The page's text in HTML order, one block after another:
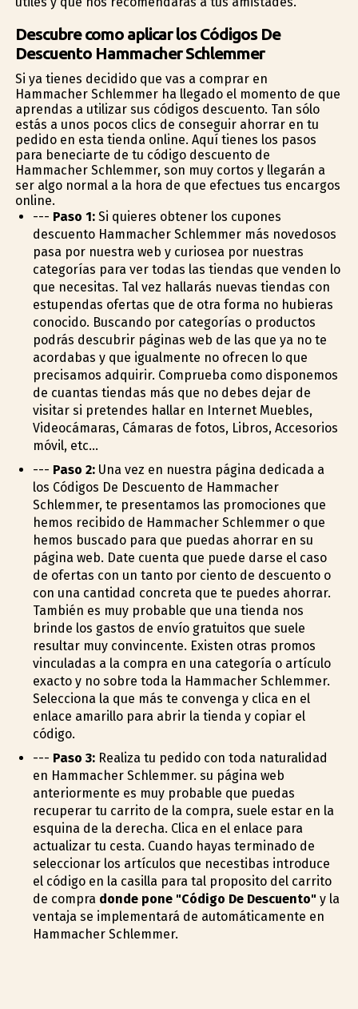
Descubre como aplicar los Códigos De
Descuento Hammacher Schlemmer
Si ya tienes decidido que vas a comprar en
Hammacher Schlemmer ha llegado el momento de que
aprendas a utilizar sus códigos descuento. Tan sólo
estás a unos pocos clics de conseguir ahorrar en tu
pedido en esta tienda online. Aquí tienes los pasos
para beneficiarte de tu código descuento de
Hammacher Schlemmer, son muy cortos y llegarán a
ser algo normal a la hora de que efectues tus encargos
online.
--- Paso 1:Si quieres obtener los cupones
descuento Hammacher Schlemmer más novedosos
pasa por nuestra web y curiosea por nuestras
categorías para ver todas las tiendas que venden lo
que necesitas. Tal vez hallarás nuevas tiendas con
estupendas ofertas que de otra forma no hubieras
conocido. Buscando por categorías o productos
podrás descubrir páginas web de las que ya no te
acordabas y que igualmente no ofrecen lo que
precisamos adquirir. Comprueba como disponemos
de cuantas tiendas más que no debes dejar de
visitar si pretendes hallar en Internet Muebles,
Videocámaras, Cámaras de fotos, Libros, Accesorios
móvil, etc...
--- Paso 2:Una vez en nuestra página dedicada a
los Códigos De Descuento de Hammacher
Schlemmer, te presentamos las promociones que
hemos recibido de Hammacher Schlemmer o que
hemos buscado para que puedas ahorrar en su
página web. Date cuenta que puede darse el caso
de ofertas con un tanto por ciento de descuento o
con una cantidad concreta que te puedes ahorrar.
También es muy probable que una tienda nos
brinde los gastos de envío gratuitos que suele
resultar muy convincente. Existen otras promos
vinculadas a la compra en una categoría o artículo
exacto y no sobre toda la Hammacher Schlemmer.
Selecciona la que más te convenga y clica en el
enlace amarillo para abrir la tienda y copiar el
código.
--- Paso 3:Realiza tu pedido con toda naturalidad
en Hammacher Schlemmer. su página web
anteriormente es muy probable que puedas
recuperar tu carrito de la compra, suele estar en la
esquina de la derecha. Clica en el enlace para
actualizar tu cesta. Cuando hayas terminado de
seleccionar los artículos que necestibas introduce
el código en la casilla para tal proposito del carrito
de compra donde pone "Código De Descuento"y la
ventaja se implementará de automáticamente en
Hammacher Schlemmer.